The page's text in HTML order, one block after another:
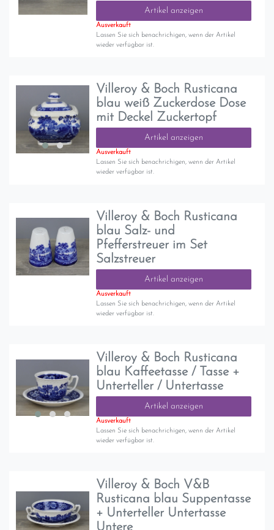
Artikel anzeigen
Ausverkauft
Lassen Sie sich benachrichigen, wenn der Artikel
wieder verfügbar ist.
Villeroy & Boch Rusticana
blau weiß Zuckerdose Dose
mit Deckel Zuckertopf
Artikel anzeigen
Ausverkauft
Lassen Sie sich benachrichigen, wenn der Artikel
wieder verfügbar ist.
Villeroy & Boch Rusticana
blau Salz- und
Pfefferstreuer im Set
Salzstreuer
Artikel anzeigen
Ausverkauft
Lassen Sie sich benachrichigen, wenn der Artikel
wieder verfügbar ist.
Villeroy & Boch Rusticana
blau Kaffeetasse / Tasse +
Unterteller / Untertasse
Artikel anzeigen
Ausverkauft
Lassen Sie sich benachrichigen, wenn der Artikel
wieder verfügbar ist.
Villeroy & Boch V&B
Rusticana blau Suppentasse
+ Unterteller Untertasse